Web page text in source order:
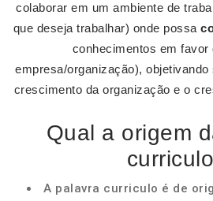
colaborar em um ambiente de
que deseja trabalhar) onde possa
conhecimentos em favor
empresa/organização),
crescimento da organização e o
Qual a origem
A palavra curriculo é de